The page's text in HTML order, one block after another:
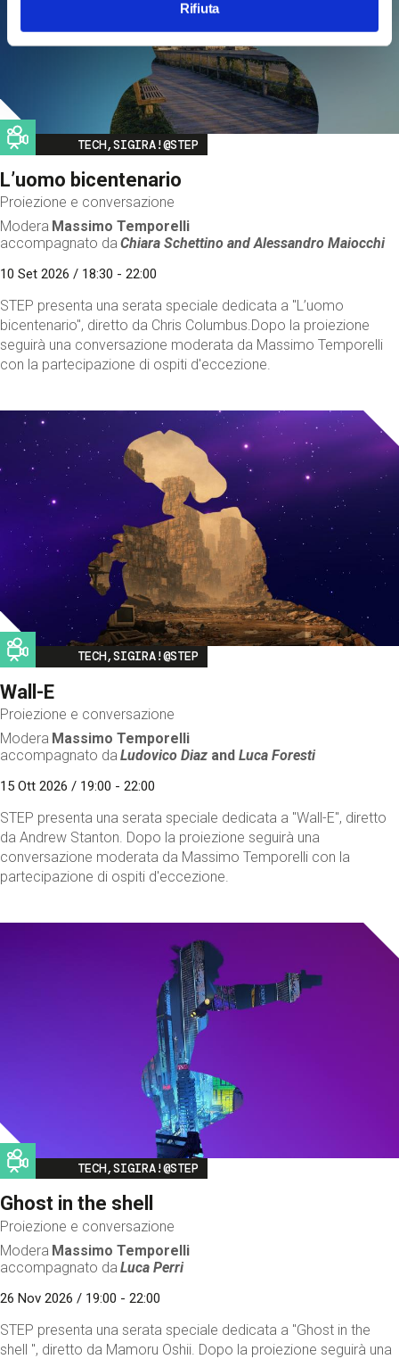
Rifiuta
Image
TECH,SIGIRA!@STEP
L’uomo bicentenario
Proiezione e conversazione
Modera Massimo Temporelli
accompagnato da Chiara Schettino andAlessandro Maiocchi
10 Set 2026 / 18:30 - 22:00
STEP presenta una serata speciale dedicata a "L’uomo
bicentenario", diretto da Chris Columbus.Dopo la proiezione
seguirà una conversazione moderata da Massimo Temporelli
con la partecipazione di ospiti d'eccezione.
Image
TECH,SIGIRA!@STEP
Wall-E
Proiezione e conversazione
Modera Massimo Temporelli
accompagnato da Ludovico Diaz andLuca Foresti
15 Ott 2026 / 19:00 - 22:00
STEP presenta una serata speciale dedicata a "Wall-E", diretto
da Andrew Stanton. Dopo la proiezione seguirà una
conversazione moderata da Massimo Temporelli con la
partecipazione di ospiti d'eccezione.
Image
TECH,SIGIRA!@STEP
Ghost in the shell
Proiezione e conversazione
Modera Massimo Temporelli
accompagnato da Luca Perri
26 Nov 2026 / 19:00 - 22:00
STEP presenta una serata speciale dedicata a "Ghost in the
shell ", diretto da Mamoru Oshii. Dopo la proiezione seguirà una